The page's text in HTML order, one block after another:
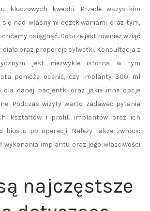
kluczowych kwestii. Przede wszystkim
nad własnymi oczekiwaniami oraz tym,
osiągnąć. Dobrze jest również wziąć
ciała oraz proporcje sylwetki. Konsultacja z
jest niezwykle istotna w tym
pomoże ocenić, czy implanty 300 ml
dla danej pacjentki oraz jakie inne opcje
Podczas wizyty warto zadawać pytania
kształtów i profili implantów oraz ich
biustu po operacji. Należy także zwrócić
wykonania implantu oraz jego właściwości
najczęstsze